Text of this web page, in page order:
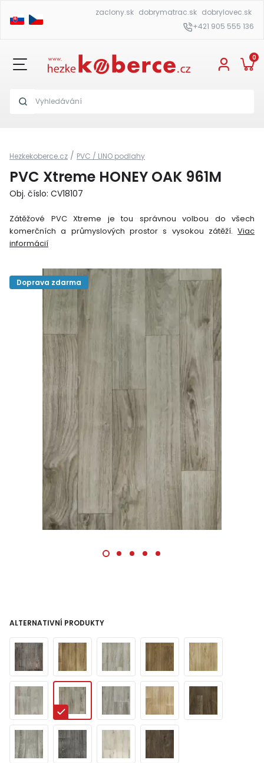
zaclony.sk dobrymatrac.sk dobrylovec.sk
+421 905 555 136
0
Hezkekoberce.cz / PVC / LINO podlahy
PVC Xtreme HONEY OAK 961M
Obj. číslo: CV18107
Zátěžové PVC Xtreme je tou správnou volbou do všech
komerčních a průmyslových prostor s vysokou zátěží. Viac
informácií
Doprava zdarma
ALTERNATIVNÍ PRODUKTY